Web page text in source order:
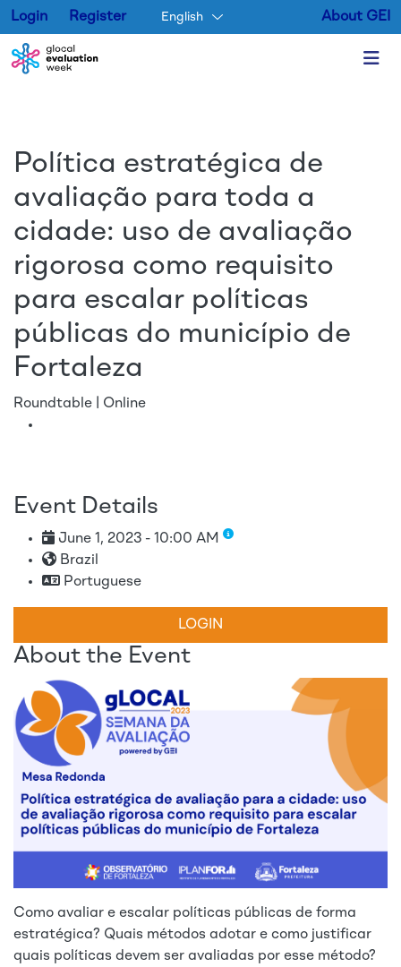
Login Register English About GEI
Política estratégica de
avaliação para toda a
cidade: uso de avaliação
rigorosa como requisito
para escalar políticas
públicas do município de
Fortaleza
Roundtable | Online
About the Event
Como avaliar e escalar políticas públicas de forma
estratégica? Quais métodos adotar e como justificar
quais políticas devem ser avaliadas por esse método?
Event Details
June 1, 2023 - 10:00 AM
Brazil
Portuguese
LOGIN